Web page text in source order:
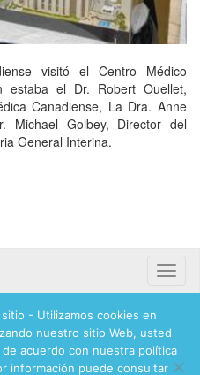
visitó el Centro Médico
estaba el Dr. Robert Ouellet,
Canadiense, La Dra. Anne
Michael Golbey, Director del
General Interina.
Toggle
Hadassah Mexico
- Utilizamos cookies en
nuestro sitio Web, usted
acuerdo con nuestra política
información puede consultar